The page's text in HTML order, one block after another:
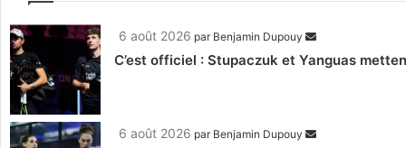
6 août 2026 par Benjamin Dupouy
C’est officiel : Stupaczuk et Yanguas
6 août 2026 par Benjamin Dupouy